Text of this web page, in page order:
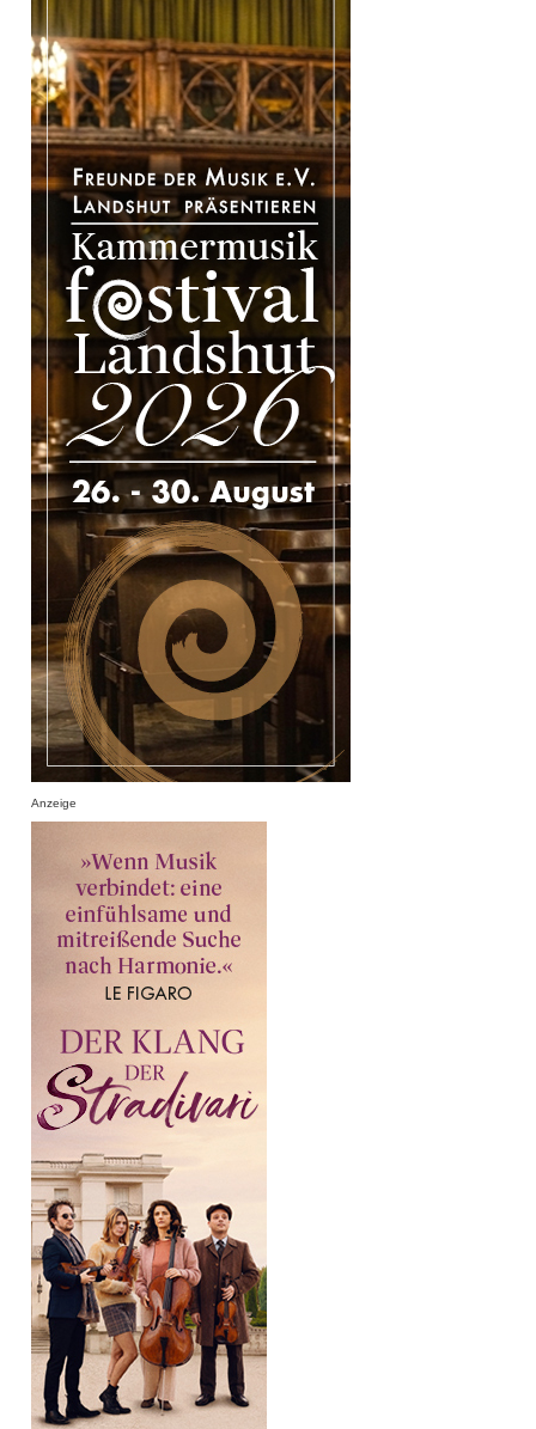
Anzeige